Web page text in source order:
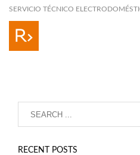
SERVICIO TÉCNICO
RECENT POSTS